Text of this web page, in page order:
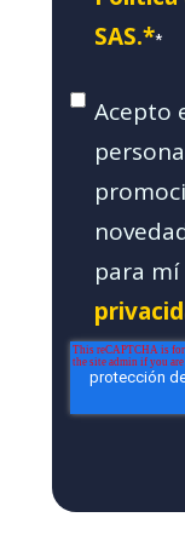
SAS.**
Acepto
para